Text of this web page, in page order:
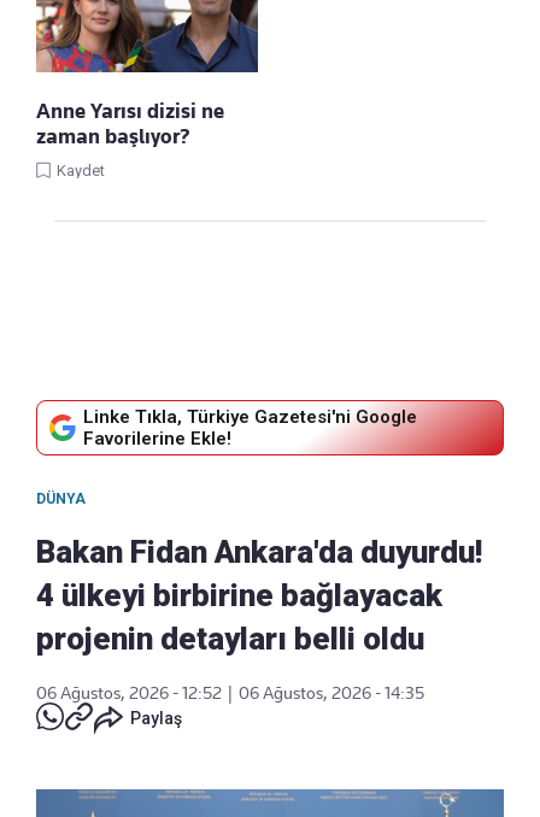
Anne Yarısı dizisi ne
zaman başlıyor?
Kaydet
Linke Tıkla, Türkiye Gazetesi'ni Google
Favorilerine Ekle!
DÜNYA
Bakan Fidan Ankara'da duyurdu!
4 ülkeyi birbirine bağlayacak
projenin detayları belli oldu
06 Ağustos, 2026 - 12:52
06 Ağustos, 2026 - 14:35
Paylaş